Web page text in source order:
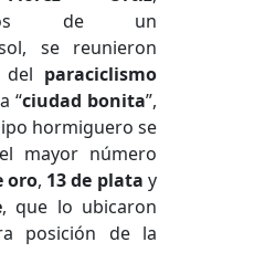
de un
se reunieron
paraciclismo
“ciudad bonita”,
hormiguero se
mayor número
oro, 13 de plata y
, que lo ubicaron
posición de la